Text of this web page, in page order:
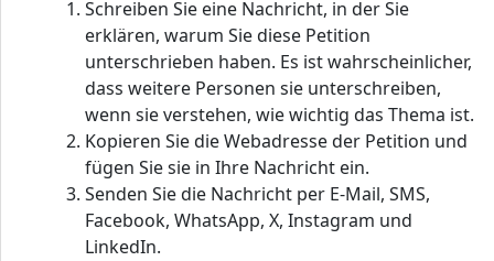
Schreiben Sie eine Nachricht, in der Sie
erklären, warum Sie diese Petition
unterschrieben haben. Es ist wahrscheinlicher,
dass weitere Personen sie unterschreiben,
wenn sie verstehen, wie wichtig das Thema ist.
Kopieren Sie die Webadresse der Petition und
fügen Sie sie in Ihre Nachricht ein.
Senden Sie die Nachricht per E-Mail, SMS,
Facebook, WhatsApp, X, Instagram und
LinkedIn.